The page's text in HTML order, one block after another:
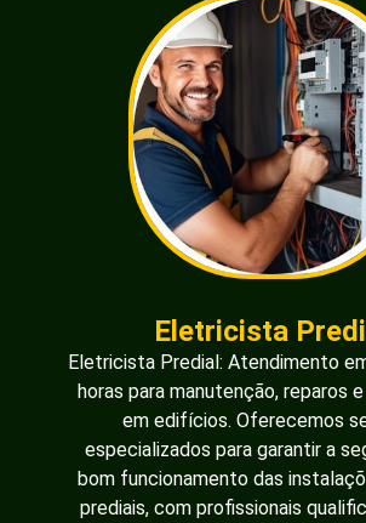
Eletricista
Eletricista Predial: Atendimento
horas para manutenção, reparos
em edifícios. Oferecemos
especializados para garantir a
bom funcionamento das
prediais, com profissionais